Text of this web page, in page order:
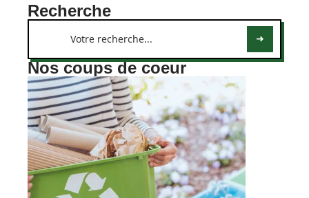
Recherche
Nos coups de coeur